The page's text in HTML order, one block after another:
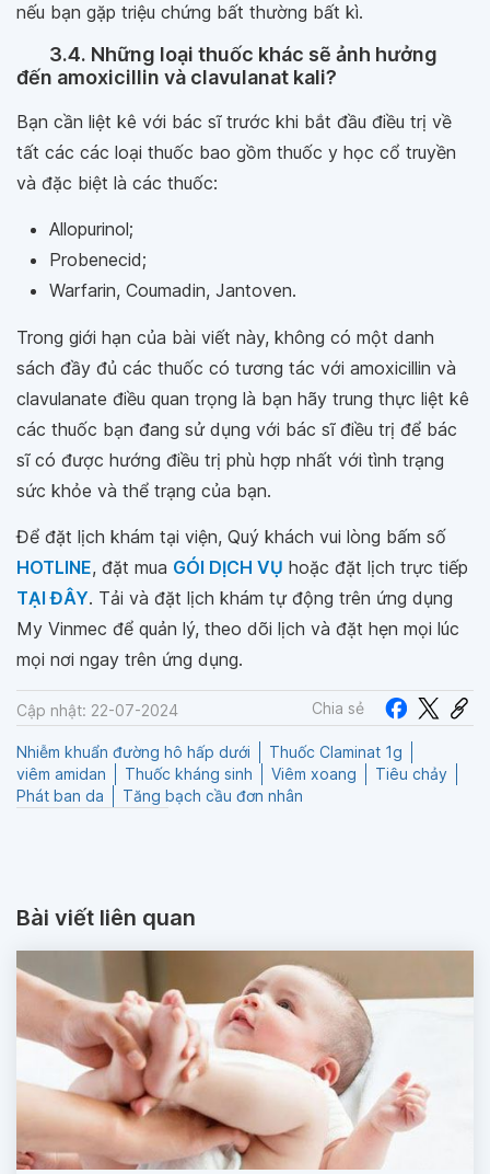
nếu bạn gặp triệu chứng bất thường bất kì.
3.4. Những loại thuốc khác sẽ ảnh hưởng
đến amoxicillin và clavulanat kali?
Bạn cần liệt kê với bác sĩ trước khi bắt đầu điều trị về
tất các các loại thuốc bao gồm thuốc y học cổ truyền
và đặc biệt là các thuốc:
Allopurinol;
Probenecid;
Warfarin, Coumadin, Jantoven.
Trong giới hạn của bài viết này, không có một danh
sách đầy đủ các thuốc có tương tác với amoxicillin và
clavulanate điều quan trọng là bạn hãy trung thực liệt kê
các thuốc bạn đang sử dụng với bác sĩ điều trị để bác
sĩ có được hướng điều trị phù hợp nhất với tình trạng
sức khỏe và thể trạng của bạn.
Để đặt lịch khám tại viện, Quý khách vui lòng bấm số
HOTLINE, đặt mua GÓI DỊCH VỤ hoặc đặt lịch trực tiếp
TẠI ĐÂY. Tải và đặt lịch khám tự động trên ứng dụng
My Vinmec để quản lý, theo dõi lịch và đặt hẹn mọi lúc
mọi nơi ngay trên ứng dụng.
Cập nhật: 22-07-2024 Chia sẻ
Nhiễm khuẩn đường hô hấp dưới
Thuốc Claminat 1g
viêm amidan
Thuốc kháng sinh Viêm xoang
Tiêu chảy
Phát ban da
Tăng bạch cầu đơn nhân
Bài viết liên quan